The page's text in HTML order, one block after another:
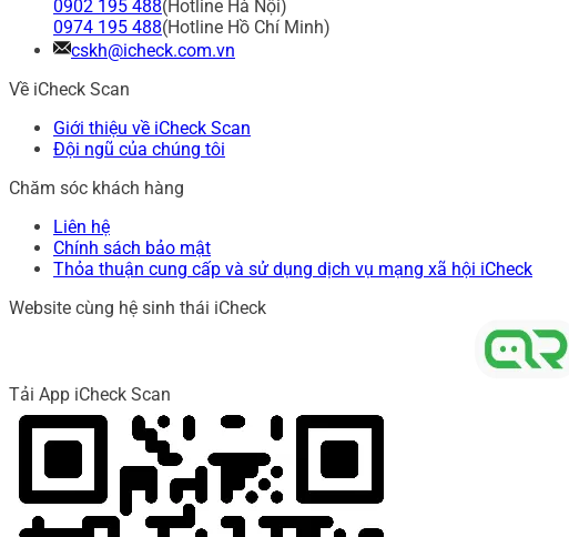
0902 195 488(Hotline Hà Nội)
0974 195 488(Hotline Hồ Chí Minh)
cskh@icheck.com.vn
Về iCheck Scan
Giới thiệu về iCheck Scan
Đội ngũ của chúng tôi
Chăm sóc khách hàng
Liên hệ
Chính sách bảo mật
Thỏa thuận cung cấp và sử dụng dịch vụ mạng xã hội iCheck
Website cùng hệ sinh thái iCheck
Tải App iCheck Scan